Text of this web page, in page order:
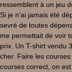
ressemblent à un jeu
Si je n’ai jamais été
sevré de toutes
me permettait de voir
prix. Un T-shirt vendu
cher. Faire les
courses correct, on